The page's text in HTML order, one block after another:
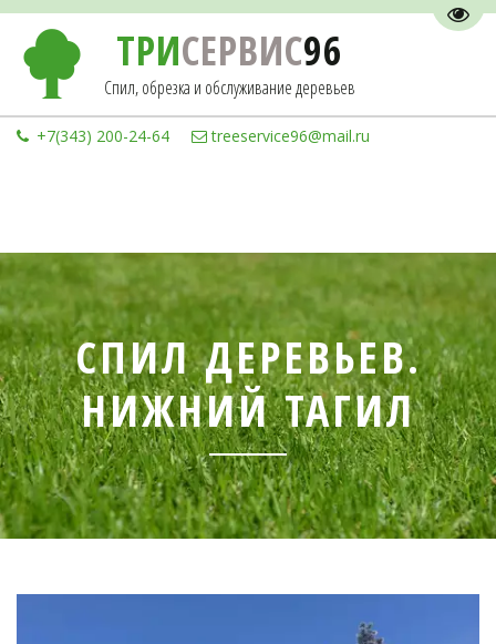
ТРИСЕРВИС96
Спил, обрезка и обслуживание деревьев
+7(343) 200-24-64 treeservice96@mail.ru
СПИЛ ДЕРЕВЬЕВ.
НИЖНИЙ ТАГИЛ